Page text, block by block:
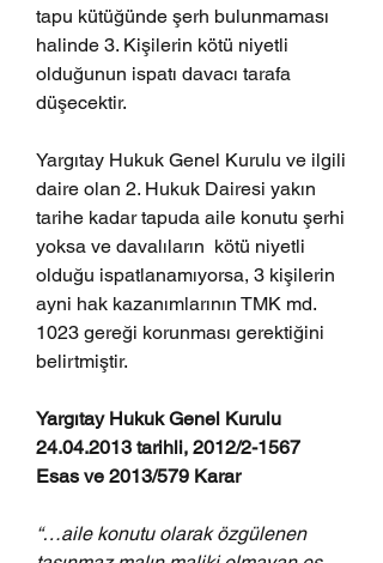
tapu kütüğünde şerh bulunmaması
halinde 3. Kişilerin kötü niyetli
olduğunun ispatı davacı tarafa
düşecektir.
Yargıtay Hukuk Genel Kurulu ve ilgili
daire olan 2. Hukuk Dairesi yakın
tarihe kadar tapuda aile konutu şerhi
yoksa ve davalıların  kötü niyetli
olduğu ispatlanamıyorsa, 3 kişilerin
ayni hak kazanımlarının TMK md.
1023 gereği korunması gerektiğini
belirtmiştir.
Yargıtay Hukuk Genel Kurulu
24.04.2013 tarihli, 2012/2-1567
Esas ve 2013/579 Karar
“…aile konutu olarak özgülenen